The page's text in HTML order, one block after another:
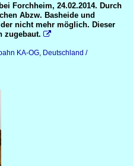
Forchheim, 24.02.2014. Durch
Abzw. Basheide und
nicht mehr möglich. Dieser
zugebaut. 
KA-OG, Deutschland /